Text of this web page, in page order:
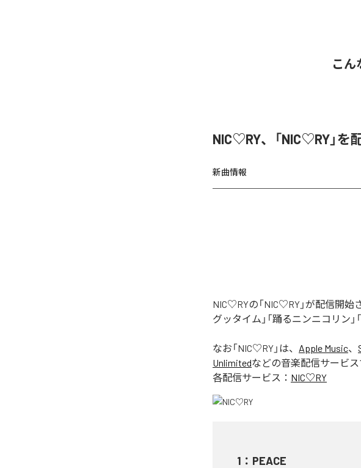
こん
NIC♡RY、「NIC♡RY」を
新曲情報
NIC♡RYの「NIC♡RY」が配信開始
グッタイム」「踊るニンニコリン
なお「NIC♡RY 」は、 Apple Music、
Unlimitedなどの音楽配信サービス
各配信サービス： NIC♡RY
1 ： PEACE